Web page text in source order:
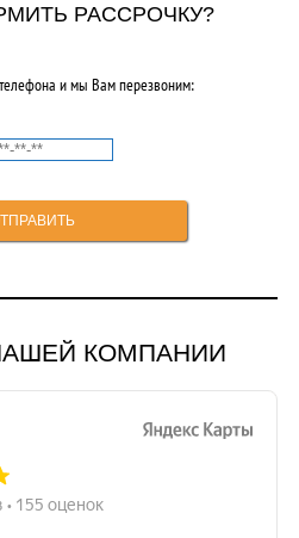
РАССРОЧКУ?
и мы Вам перезвоним:
КОМПАНИИ